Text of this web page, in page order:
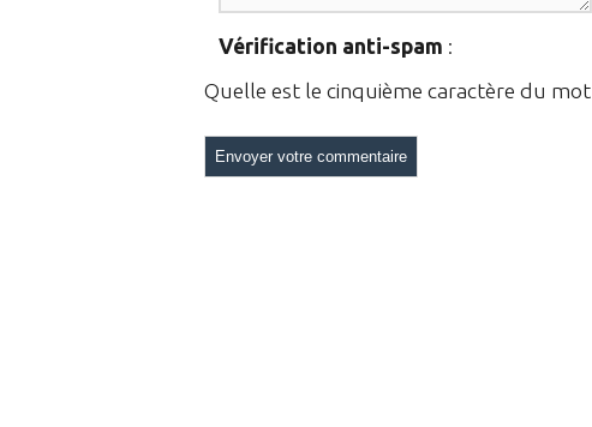
Vérification anti-spam :
Quelle est le cinquième caractère du mot